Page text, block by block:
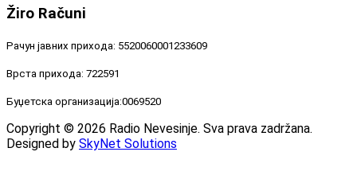
Žiro Računi
Рачун јавних прихода: 5520060001233609
Врста прихода: 722591
Буџетска организација:0069520
Copyright © 2026 Radio Nevesinje. Sva prava zadržana.
Designed by SkyNet Solutions